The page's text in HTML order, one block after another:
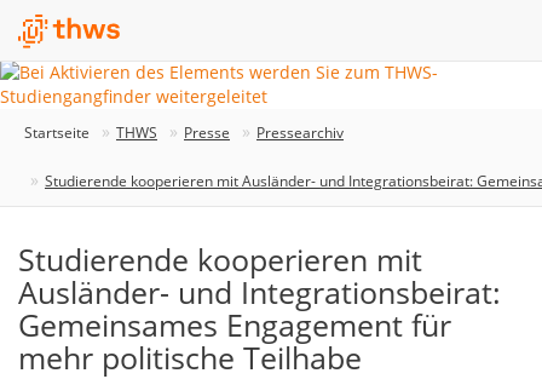
Startseite THWS Presse Pressearchiv
Studierende kooperieren mit Ausländer- und Integrationsbeirat:
Studierende kooperieren mit
Ausländer- und Integrationsbeirat:
Gemeinsames Engagement für
mehr politische Teilhabe